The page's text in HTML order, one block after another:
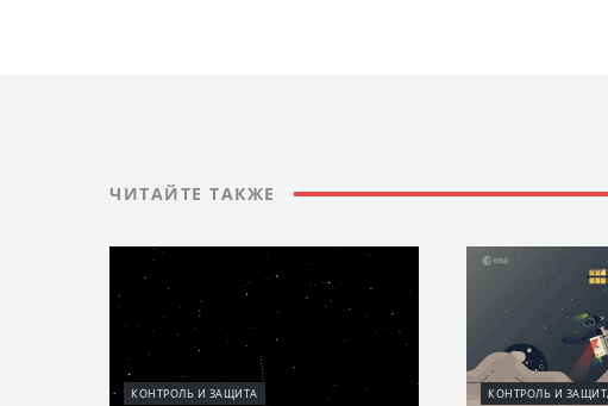
ЧИТАЙТЕ ТАКЖЕ
КОНТРОЛЬ И ЗАЩИТА КОНТРОЛЬ И